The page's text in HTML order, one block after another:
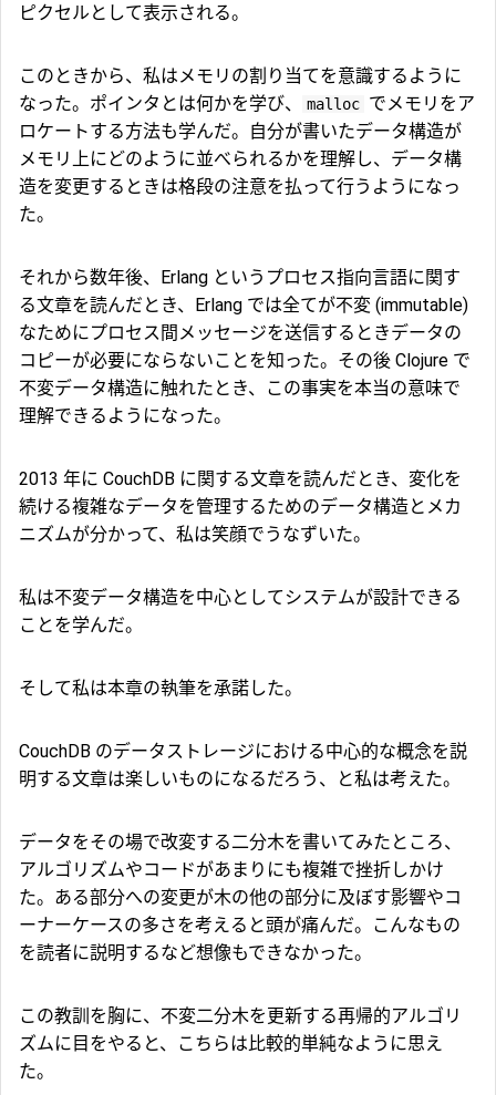
ピクセルとして表示される。
このときから、私はメモリの割り当てを意識するように
なった。ポインタとは何かを学び、
malloc でメモリをア
ロケートする方法も学んだ。自分が書いたデータ構造が
メモリ上にどのように並べられるかを理解し、データ構
造を変更するときは格段の注意を払って行うようになっ
た。
それから数年後、Erlang というプロセス指向言語に関す
る文章を読んだとき、Erlang では全てが不変 (immutable)
なためにプロセス間メッセージを送信するときデータの
コピーが必要にならないことを知った。その後 Clojure で
不変データ構造に触れたとき、この事実を本当の意味で
理解できるようになった。
2013 年に CouchDB に関する文章を読んだとき、変化を
続ける複雑なデータを管理するためのデータ構造とメカ
ニズムが分かって、私は笑顔でうなずいた。
私は不変データ構造を中心としてシステムが設計できる
ことを学んだ。
そして私は本章の執筆を承諾した。
CouchDB のデータストレージにおける中心的な概念を説
明する文章は楽しいものになるだろう、と私は考えた。
データをその場で改変する二分木を書いてみたところ、
アルゴリズムやコードがあまりにも複雑で挫折しかけ
た。ある部分への変更が木の他の部分に及ぼす影響やコ
ーナーケースの多さを考えると頭が痛んだ。こんなもの
を読者に説明するなど想像もできなかった。
この教訓を胸に、不変二分木を更新する再帰的アルゴリ
ズムに目をやると、こちらは比較的単純なように思え
た。